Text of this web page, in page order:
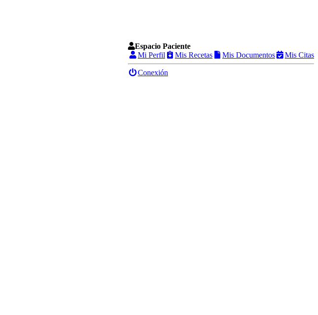
Espacio Paciente
Mi Perfil Mis Recetas Mis Documentos Mis Citas
Conexión